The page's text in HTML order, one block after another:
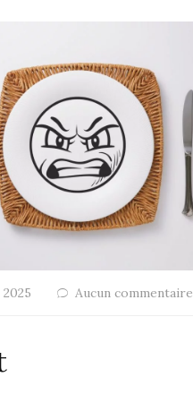
Aucun commentaire